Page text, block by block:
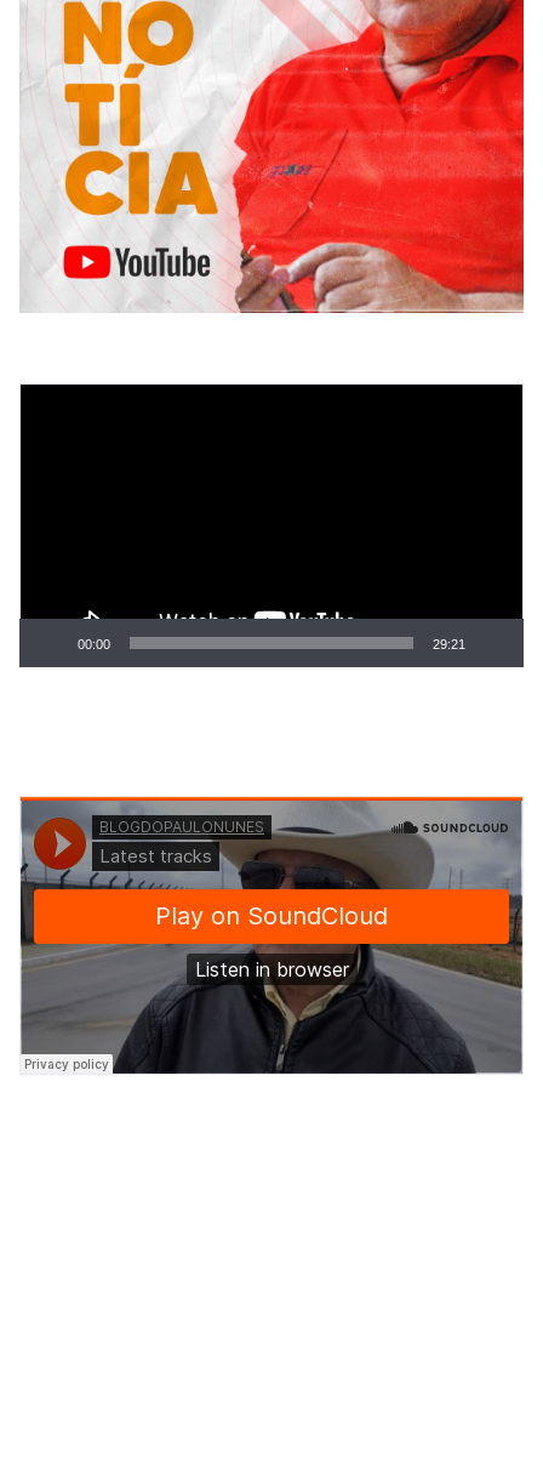
00:00 29:21